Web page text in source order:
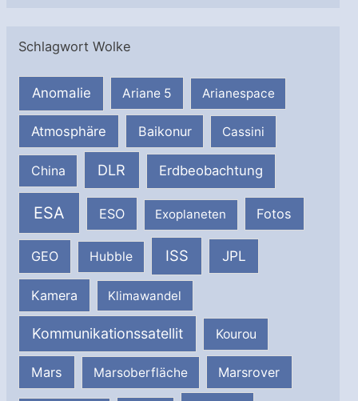
Schlagwort Wolke
Anomalie Ariane 5 Arianespace
Atmosphäre Baikonur Cassini
China DLR Erdbeobachtung
ESA ESO Exoplaneten Fotos
GEO Hubble ISS JPL
Kamera Klimawandel
Kommunikationssatellit Kourou
Mars Marsoberfläche Marsrover